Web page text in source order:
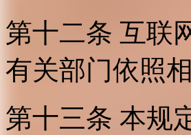
第十二条 互联
有关部门依照
第十三条 本规